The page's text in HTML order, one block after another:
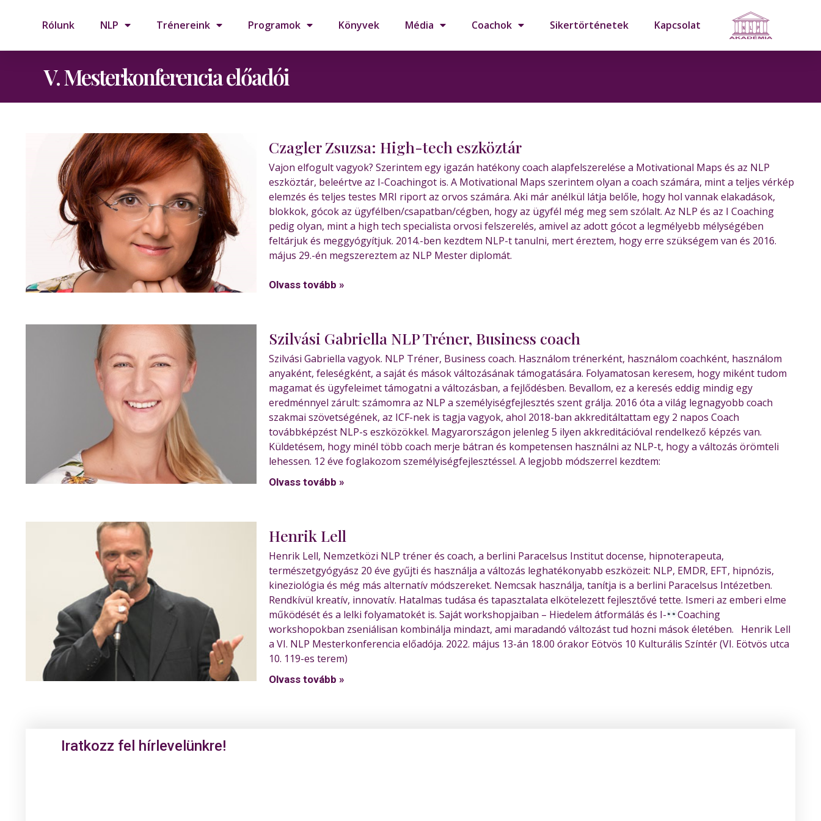
Rólunk NLP Trénereink Programok Könyvek Média Coachok Sikertörténetek Kapcsolat
V. Mesterkonferencia előadói
Czagler Zsuzsa: High-tech eszköztár
Vajon elfogult vagyok? Szerintem egy igazán hatékony coach alapfelszerelése a Motivational Maps és az NLP
eszköztár, beleértve az I-Coachingot is. A Motivational Maps szerintem olyan a coach számára, mint a teljes vérkép
elemzés és teljes testes MRI riport az orvos számára. Aki már anélkül látja belőle, hogy hol vannak elakadások,
blokkok, gócok az ügyfélben/csapatban/cégben, hogy az ügyfél még meg sem szólalt. Az NLP és az I Coaching
pedig olyan, mint a high tech specialista orvosi felszerelés, amivel az adott gócot a legmélyebb mélységében
feltárjuk és meggyógyítjuk. 2014.-ben kezdtem NLP-t tanulni, mert éreztem, hogy erre szükségem van és 2016.
május 29.-én megszereztem az NLP Mester diplomát.
Olvass tovább »
Szilvási Gabriella NLP Tréner, Business coach
Szilvási Gabriella vagyok. NLP Tréner, Business coach. Használom trénerként, használom coachként, használom
anyaként, feleségként, a saját és mások változásának támogatására. Folyamatosan keresem, hogy miként tudom
magamat és ügyfeleimet támogatni a változásban, a fejlődésben. Bevallom, ez a keresés eddig mindig egy
eredménnyel zárult: számomra az NLP a személyiségfejlesztés szent grálja. 2016 óta a világ legnagyobb coach
szakmai szövetségének, az ICF-nek is tagja vagyok, ahol 2018-ban akkreditáltattam egy 2 napos Coach
továbbképzést NLP-s eszközökkel. Magyarországon jelenleg 5 ilyen akkreditációval rendelkező képzés van.
Küldetésem, hogy minél több coach merje bátran és kompetensen használni az NLP-t, hogy a változás örömteli
lehessen. 12 éve foglakozom személyiségfejlesztéssel. A legjobb módszerrel kezdtem:
Olvass tovább »
Henrik Lell
Henrik Lell, Nemzetközi NLP tréner és coach, a berlini Paracelsus Institut docense, hipnoterapeuta,
természetgyógyász 20 éve gyűjti és használja a változás leghatékonyabb eszközeit: NLP, EMDR, EFT, hipnózis,
kineziológia és még más alternatív módszereket. Nemcsak használja, tanítja is a berlini Paracelsus Intézetben.
Rendkívül kreatív, innovatív. Hatalmas tudása és tapasztalata elkötelezett fejlesztővé tette. Ismeri az emberi elme
működését és a lelki folyamatokét is. Saját workshopjaiban – Hiedelem átformálás és I-
Coaching
workshopokban zseniálisan kombinálja mindazt, ami maradandó változást tud hozni mások életében. Henrik Lell
a VI. NLP Mesterkonferencia előadója. 2022. május 13-án 18.00 órakor Eötvös 10 Kulturális Színtér (VI. Eötvös utca
10. 119-es terem)
Olvass tovább »
Iratkozz fel hírlevelünkre!